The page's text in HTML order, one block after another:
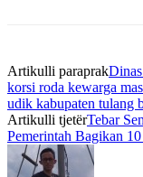
Artikulli paraprak
korsi roda kewarga
udik kabupaten tulang
Artikulli tjetërTebar
Pemerintah Bagikan